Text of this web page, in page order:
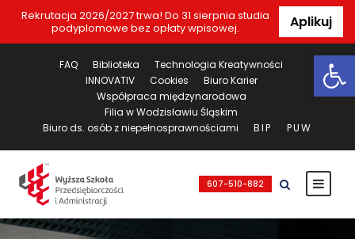
Rekrutacja 2026/2027 trwa! Do 31 sierpnia studia
podyplomowe bez opłaty wpisowej.
Aplikuj
FAQ Biblioteka
Technologia Kreatywności
INNOVATIV
Cookies
Biuro Karier
Współpraca międzynarodowa
Filia w Wodzisławiu Śląskim
Biuro ds. osób z niepełnosprawnościami
BIP PUW
607-510-882